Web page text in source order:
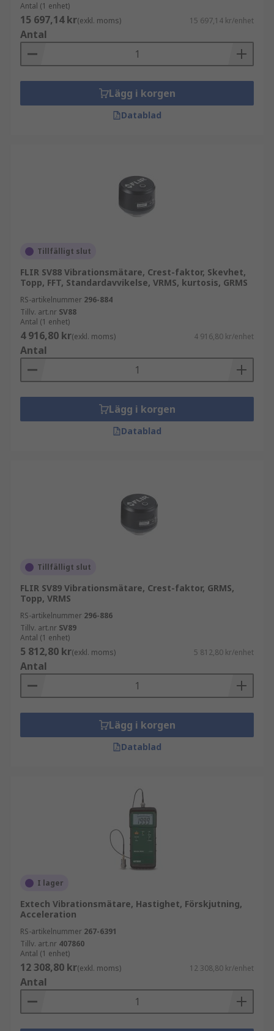
Antal (1 enhet)
15 697,14 kr(exkl. moms) 15 697,14 kr/enhet
Antal
Lägg i korgen
Datablad
Tillfälligt slut
FLIR SV88 Vibrationsmätare, Crest-faktor, Skevhet,
Topp, FFT, Standardavvikelse, VRMS, kurtosis, GRMS
RS-artikelnummer 296-884
Tillv. art.nr SV88
Antal (1 enhet)
4 916,80 kr(exkl. moms) 4 916,80 kr/enhet
Antal
Lägg i korgen
Datablad
Tillfälligt slut
FLIR SV89 Vibrationsmätare, Crest-faktor, GRMS,
Topp, VRMS
RS-artikelnummer 296-886
Tillv. art.nr SV89
Antal (1 enhet)
5 812,80 kr(exkl. moms) 5 812,80 kr/enhet
Antal
Lägg i korgen
Datablad
I lager
Extech Vibrationsmätare, Hastighet, Förskjutning,
Acceleration
RS-artikelnummer 267-6391
Tillv. art.nr 407860
Antal (1 enhet)
12 308,80 kr(exkl. moms) 12 308,80 kr/enhet
Antal